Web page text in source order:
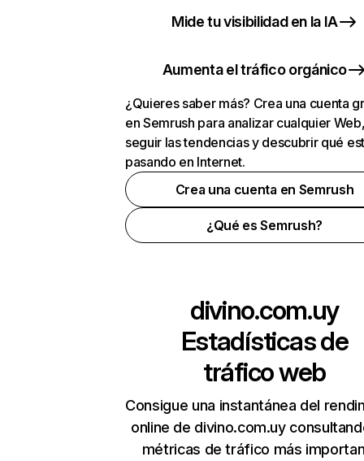
Mide tu visibilidad en la IA
Aumenta el tráfico orgánico
¿Quieres saber más? Crea una cuenta
en Semrush para analizar cualquier
seguir las tendencias y descubrir qué
pasando en Internet.
Crea una cuenta en Semrush
¿Qué es Semrush?
divino.com.uy
Estadísticas de
tráfico web
Consigue una instantánea del
online de divino.com.uy
métricas de tráfico más